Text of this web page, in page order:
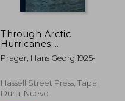
Through Arctic
Hurricanes;
Adventure in a
Fishery Protection
Prager, Hans Georg 1925-
Hassell Street Press, Tapa
Dura, Nuevo